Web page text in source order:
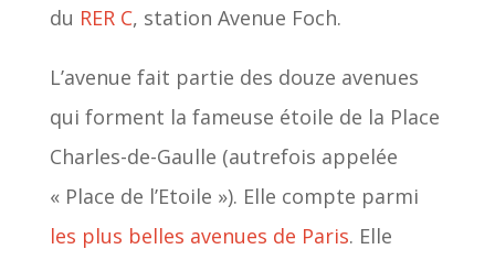
du RER C, station Avenue Foch.
L’avenue fait partie des douze avenues
qui forment la fameuse étoile de la Place
Charles-de-Gaulle (autrefois appelée
« Place de l’Etoile »). Elle compte parmi
les plus belles avenues de Paris. Elle